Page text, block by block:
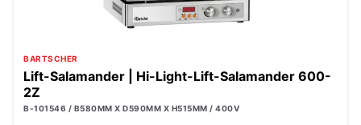
BARTSCHER
Lift-Salamander | Hi-Light-Lift-Salamander 600-
2Z
B-101546 / B580MM X D590MM X H515MM / 400V